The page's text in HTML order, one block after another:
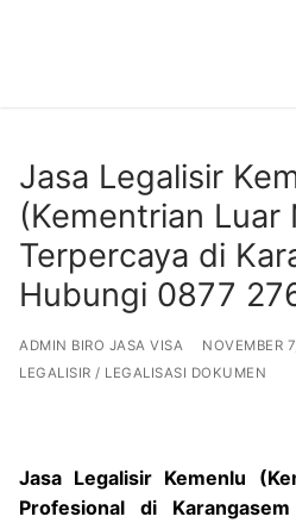
Jasa Legalisir
(Kementrian Luar
Terpercaya di
Hubungi 0877
ADMIN BIRO JASA VISA
NOVEMBER
LEGALISIR / LEGALISASI DOKUMEN
Jasa Legalisir Kemenlu
Profesional di